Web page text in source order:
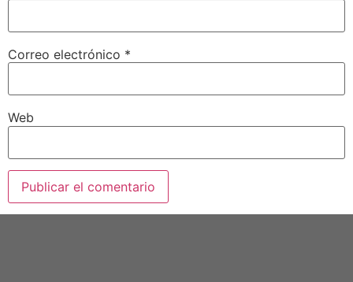
Correo electrónico *
Web